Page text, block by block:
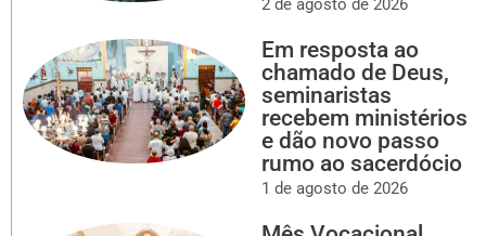
Em resposta ao
chamado de Deus,
seminaristas
recebem ministérios
e dão novo passo
rumo ao sacerdócio
1 de agosto de 2026